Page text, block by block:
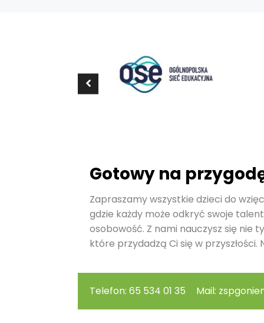
Gotowy na
Zapraszamy wszystkie dzieci do
gdzie każdy może odkryć swoje
osobowość. Z nami nauczysz się nie
które przydadzą Ci się w przyszłości.
Telefon: 65 534 01 35 Mail: